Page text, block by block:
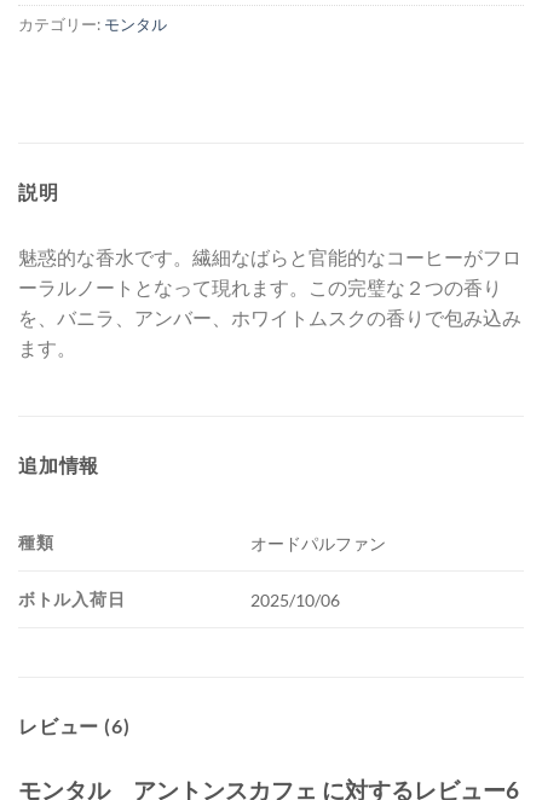
カテゴリー: モンタル
説明
魅惑的な香水です。繊細なばらと官能的なコーヒーがフロ
ーラルノートとなって現れます。この完璧な２つの香り
を、バニラ、アンバー、ホワイトムスクの香りで包み込み
ます。
追加情報
種類 オードパルファン
ボトル入荷日 2025/10/06
レビュー (6)
モンタル アントンスカフェ に対するレビュー6